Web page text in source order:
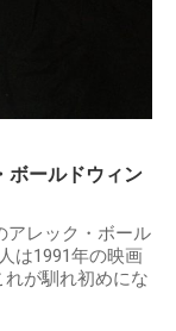
ボールドウィン
アレック・ボール
は1991年の映画
れが馴れ初めにな